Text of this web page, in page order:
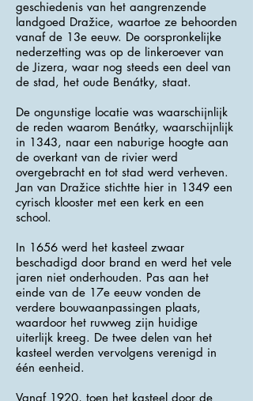
geschiedenis van het aangrenzende
landgoed Dražice, waartoe ze behoorden
vanaf de 13e eeuw. De oorspronkelijke
nederzetting was op de linkeroever van
de Jizera, waar nog steeds een deel van
de stad, het oude Benátky, staat.
De ongunstige locatie was waarschijnlijk
de reden waarom Benátky, waarschijnlijk
in 1343, naar een naburige hoogte aan
de overkant van de rivier werd
overgebracht en tot stad werd verheven.
Jan van Dražice stichtte hier in 1349 een
cyrisch klooster met een kerk en een
school.
In 1656 werd het kasteel zwaar
beschadigd door brand en werd het vele
jaren niet onderhouden. Pas aan het
einde van de 17e eeuw vonden de
verdere bouwaanpassingen plaats,
waardoor het ruwweg zijn huidige
uiterlijk kreeg. De twee delen van het
kasteel werden vervolgens verenigd in
één eenheid.
Vanaf 1920, toen het kasteel door de